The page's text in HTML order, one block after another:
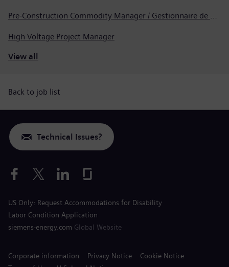
Pre-Construction Commodity Manager / Gestionnaire de produits avant la construction
High Voltage Project Manager
View all
Back to job list
Technical Issues?
US Only: Request Accommodations for Disability
Labor Condition Application
siemens-energy.com Global Website
Corporate information Privacy Notice
Cookie Notice